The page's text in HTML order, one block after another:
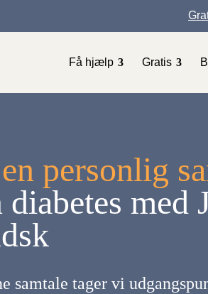
Få hjælp Gratis
personlig
med
samtale tager vi